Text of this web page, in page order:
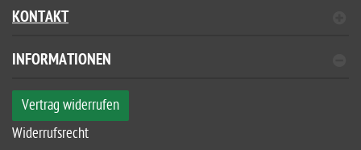
KONTAKT
INFORMATIONEN
Vertrag widerrufen
Widerrufsrecht